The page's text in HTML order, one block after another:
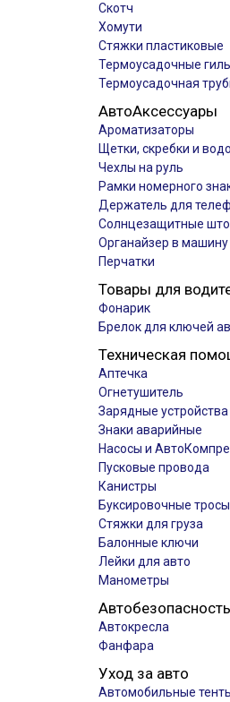
Скотч
Хомути
Стяжки пластиковые
Термоусадочные
Термоусадочная
АвтоАксессуары
Ароматизаторы
Щетки, скребки и
Чехлы на руль
Рамки номерного
Держатель для
Солнцезащитные
Органайзер в машину
Перчатки
Товары для
Фонарик
Брелок для ключей
Техническая
Аптечка
Огнетушитель
Зарядные устройства
Знаки аварийные
Насосы и
Пусковые провода
Канистры
Буксировочные тросы
Стяжки для груза
Балонные ключи
Лейки для авто
Манометры
Автобезопасность
Автокресла
Фанфара
Уход за авто
Автомобильные